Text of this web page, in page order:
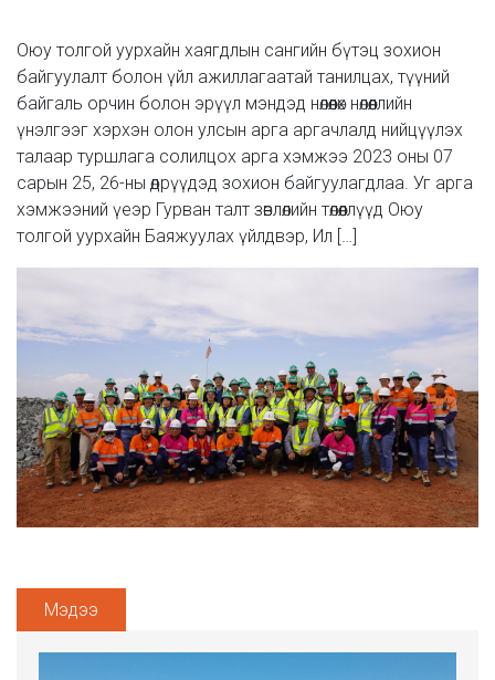
Оюу толгой уурхайн хаягдлын сангийн бүтэц зохион
байгуулалт болон үйл ажиллагаатай танилцах, түүний
байгаль орчин болон эрүүл мэндэд нөлөөлөх нөлөөллийн
үнэлгээг хэрхэн олон улсын арга аргачлалд нийцүүлэх
талаар туршлага солилцох арга хэмжээ 2023 оны 07
сарын 25, 26-ны өдрүүдэд зохион байгуулагдлаа. Уг арга
хэмжээний үеэр Гурван талт зөвлөлийн төлөөллүүд Оюу
толгой уурхайн Баяжуулах үйлдвэр, Ил […]
Мэдээ